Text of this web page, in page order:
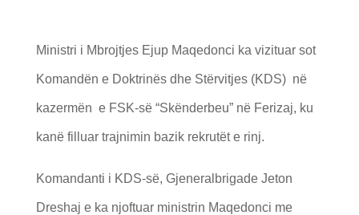
Ministri i Mbrojtjes Ejup Maqedonci ka vizituar sot
Komandën e Doktrinës dhe Stërvitjes (KDS) në
kazermën e FSK-së “Skënderbeu” në Ferizaj, ku
kanë filluar trajnimin bazik rekrutët e rinj.
Komandanti i KDS-së, Gjeneralbrigade Jeton
Dreshaj e ka njoftuar ministrin Maqedonci me